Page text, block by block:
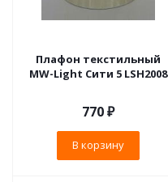
Плафон текстильный
MW-Light Сити 5 LSH2008
770₽
В корзину